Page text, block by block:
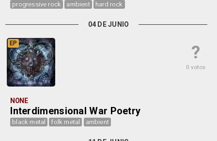
progressive rock ambient hard rock
04 DE JUNIO
?
0 votos
EP
NONE
Interdimensional War Poetry
black metal folk metal ambient